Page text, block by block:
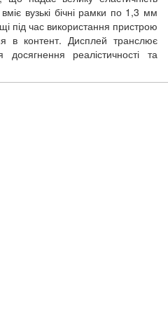
вузькі бічні рамки по 1,3 мм
під час використання пристрою
в контент. Дисплей транслює
досягнення реалістичності та